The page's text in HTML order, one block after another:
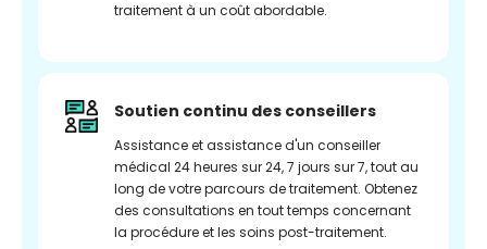
traitement à un coût abordable.
Soutien continu des conseillers
Assistance et assistance d'un conseiller
médical 24 heures sur 24, 7 jours sur 7, tout au
long de votre parcours de traitement. Obtenez
des consultations en tout temps concernant
la procédure et les soins post-traitement.